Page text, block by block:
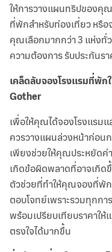
ให้การวางแผนทริปของคุ
ที่พักสำหรับท่องเที่ยว หรื
คุณเลือกมากกว่า 3 แห่งทั่
ความต้องการ รับประกัน
เคล็ดลับจองโรงแรมที่พัก
Gother
เพื่อให้คุณได้จองโรงแรม
ควรวางแผนล่วงหน้าก่อน
เพียงช่วยให้คุณประหยัดค่
เกิดข้อผิดพลาดที่อาจเกิด
ตัวช่วยที่ทำให้คุณจองที่พัก
ตอบโจทย์เพราะรวมทุกกา
พร้อมเปรียบเทียบราคาใ
ตรงใจได้มากขึ้น